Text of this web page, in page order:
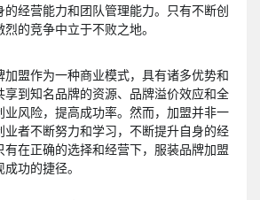
的经营能力和团队管理能力。只有不断创
的竞争中立于不败之地。
加盟作为一种商业模式，具有诸多优势和
享到知名品牌的资源、品牌溢价效应和全
业风险，提高成功率。然而，加盟并非一
业者不断努力和学习，不断提升自身的经
有在正确的选择和经营下，服装品牌加盟
功的捷径。